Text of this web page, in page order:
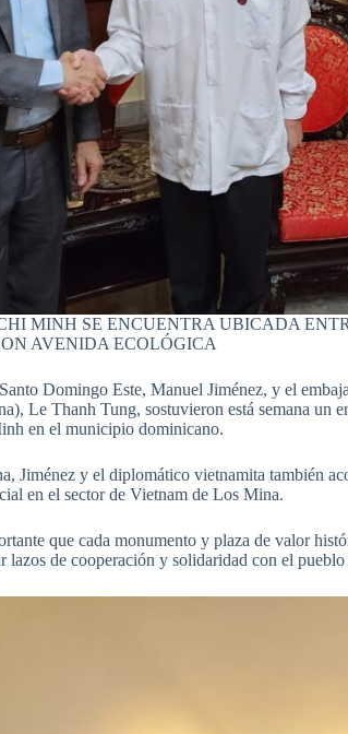
MINH SE ENCUENTRA UBICADA
AVENIDA ECOLÓGICA
Domingo Este, Manuel Jiménez, y el
Le Thanh Tung, sostuvieron está semana un
en el municipio dominicano.
Jiménez y el diplomático vietnamita también
en el sector de Vietnam de Los Mina.
que cada monumento y plaza de valor
lazos de cooperación y solidaridad con el